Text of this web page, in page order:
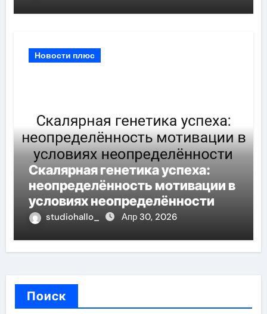
Новости плюс
Скалярная генетика успеха:
неопределённость мотивации в
условиях неопределённости
studiohallo_ Апр 30, 2026
Поиск